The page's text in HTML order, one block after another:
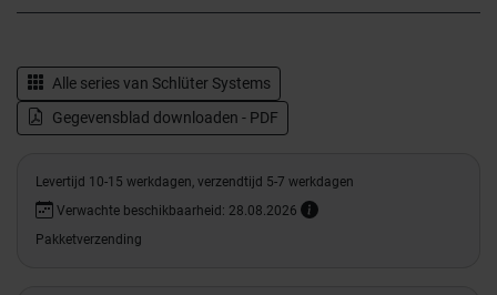
Alle series van Schlüter Systems
Gegevensblad downloaden - PDF
Levertijd 10-15 werkdagen, verzendtijd 5-7 werkdagen
Verwachte beschikbaarheid: 28.08.2026
Pakketverzending